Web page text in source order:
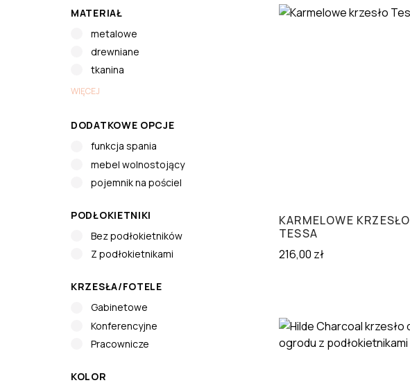
MATERIAŁ
metalowe
drewniane
tkanina
WIĘCEJ
DODATKOWE OPCJE
funkcja spania
mebel wolnostojący
pojemnik na pościel
PODŁOKIETNIKI
Bez podłokietników
Z podłokietnikami
KRZESŁA/FOTELE
Gabinetowe
Konferencyjne
Pracownicze
KOLOR
KARMELOWE KRZESŁO
TESSA
216,00 zł